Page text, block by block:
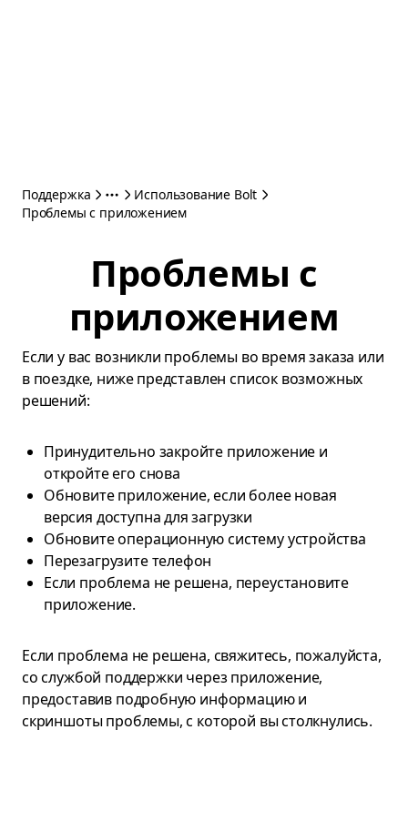
Поддержка
Использование Bolt
Проблемы с приложением
Проблемы с
приложением
Если у вас возникли проблемы во время заказа или
в поездке, ниже представлен список возможных
решений:
Принудительно закройте приложение и
откройте его снова
Обновите приложение, если более новая
версия доступна для загрузки
Обновите операционную систему устройства
Перезагрузите телефон
Если проблема не решена, переустановите
приложение.
Если проблема не решена, свяжитесь, пожалуйста,
со службой поддержки через приложение,
предоставив подробную информацию и
скриншоты проблемы, с которой вы столкнулись.